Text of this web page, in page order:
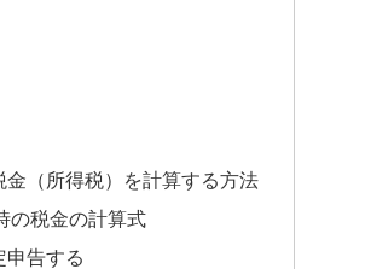
（所得税）を計算する方法
の税金の計算式
申告する